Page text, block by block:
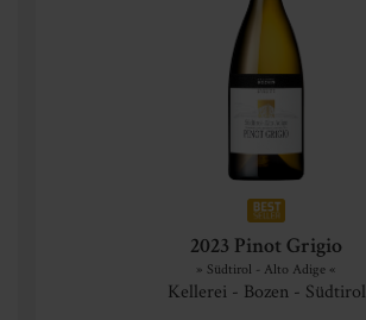
2023 Pinot Grigio
» Südtirol - Alto Adige «
Kellerei - Bozen - Südtirol